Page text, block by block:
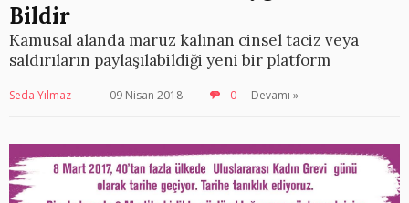
Bildir
Kamusal alanda maruz kalınan cinsel taciz veya
saldırıların paylaşılabildiği yeni bir platform
Seda Yılmaz 09 Nisan 2018 0 Devamı »